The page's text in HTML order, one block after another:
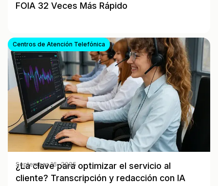
FOIA 32 Veces Más Rápido
Centros de Atención Telefónica
¿La clave para optimizar el servicio al
cliente? Transcripción y redacción con IA
September 16, 2025